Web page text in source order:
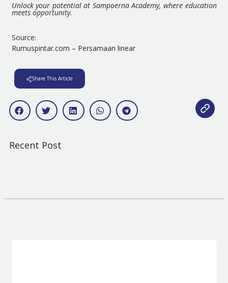
Unlock your potential at Sampoerna Academy, where education
meets opportunity.
Source:
Rumuspintar.com – Persamaan linear
Share This Article
Recent Post